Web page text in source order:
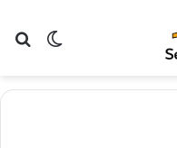
تغییر